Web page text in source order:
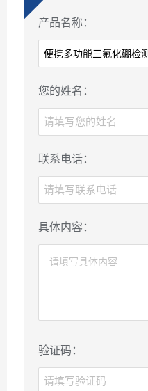
产品名称：
您的姓名：
联系电话：
具体内容：
验证码：